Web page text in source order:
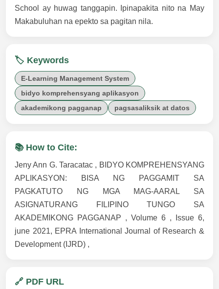
School ay huwag tanggapin. Ipinapakita nito na May
Makabuluhan na epekto sa pagitan nila.
🏷️ Keywords
E-Learning Management System
bidyo komprehensyang aplikasyon
akademikong pagganap
pagsasaliksik at datos
📚 How to Cite:
Jeny Ann G. Taracatac , BIDYO KOMPREHENSYANG
APLIKASYON: BISA NG PAGGAMIT SA
PAGKATUTO NG MGA MAG-AARAL SA
ASIGNATURANG FILIPINO TUNGO SA
AKADEMIKONG PAGGANAP , Volume 6 , Issue 6,
june 2021, EPRA International Journal of Research &
Development (IJRD) ,
🔗 PDF URL